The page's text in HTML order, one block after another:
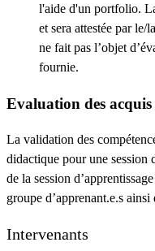
l'aide d'un portfolio.
et sera attestée par
ne fait pas l’objet
fournie.
Evaluation des acquis
La validation des
didactique pour une session
de la session
groupe d’apprenant.e.s
Intervenants